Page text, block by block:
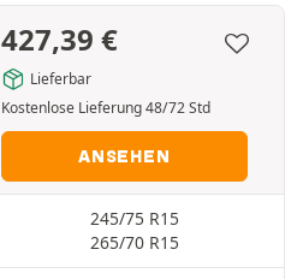
427,39 €
Lieferbar
Kostenlose Lieferung 48/72 Std
ANSEHEN
245/75 R15
265/70 R15